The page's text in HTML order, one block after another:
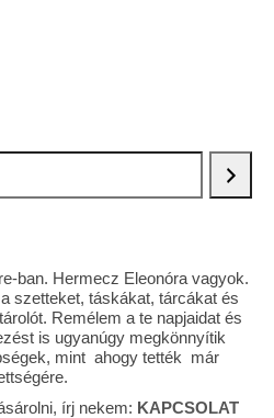
ban. Hermecz Eleonóra vagyok.
szetteket, táskákat, tárcákat és
Remélem a te napjaidat és
is ugyanúgy megkönnyítik
mint ahogy tették már
írj nekem: KAPCSOLAT